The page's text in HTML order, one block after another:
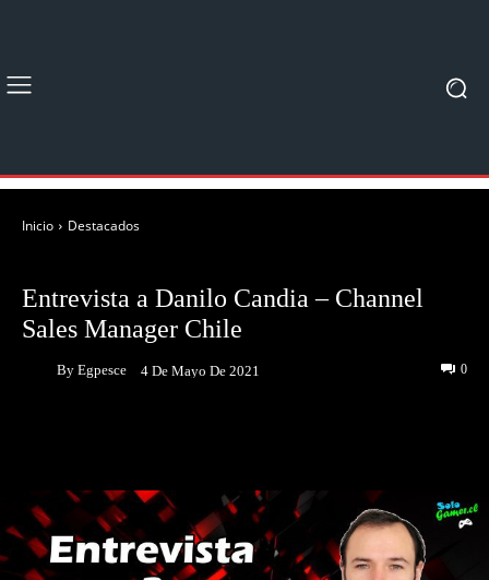
Inicio Destacados
Entrevista a Danilo Candia – Channel
Sales Manager Chile
By Egpesce 4 De Mayo De 2021 0